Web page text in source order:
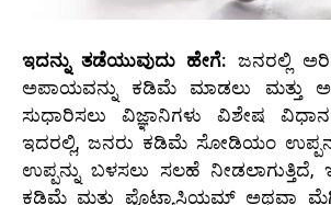
ಇದನ್ನು ತಡೆಯುವುದು ಹೇಗೆ: ಜನರಲ್ಲಿ
ಅಪಾಯವನ್ನು ಕಡಿಮೆ ಮಾಡಲು ಮತ್ತು
ಸುಧಾರಿಸಲು ವಿಜ್ಞಾನಿಗಳು ವಿಶೇಷ
ಇದರಲ್ಲಿ, ಜನರು ಕಡಿಮೆ ಸೋಡಿಯಂ
ಉಪ್ಪನ್ನು ಬಳಸಲು ಸಲಹೆ
ಕಡಿಮೆ ಮತ್ತು ಪೊಟ್ಯಾಸಿಯಮ್ ಅಥವಾ